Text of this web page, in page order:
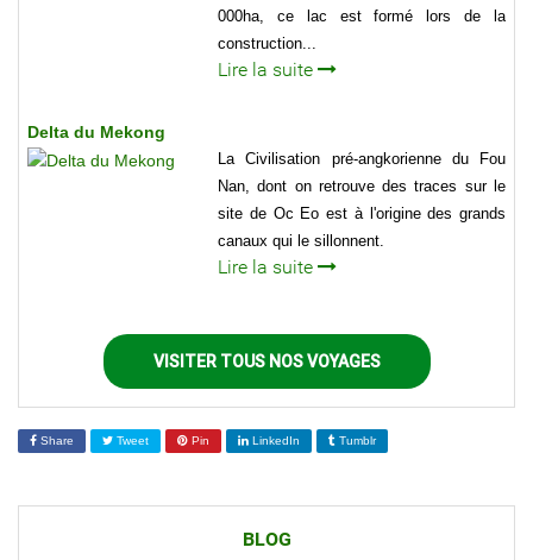
000ha, ce lac est formé lors de la
construction...
Lire la suite
Delta du Mekong
La Civilisation pré-angkorienne du Fou
Nan, dont on retrouve des traces sur le
site de Oc Eo est à l'origine des grands
canaux qui le sillonnent.
Lire la suite
VISITER TOUS NOS VOYAGES
Share Tweet Pin LinkedIn Tumblr
BLOG